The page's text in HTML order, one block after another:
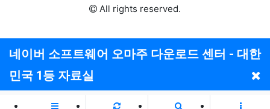
All rights reserved.
네이버 소프트웨어 오마주 다운로드 센터 - 대한
민국 1등 자료실